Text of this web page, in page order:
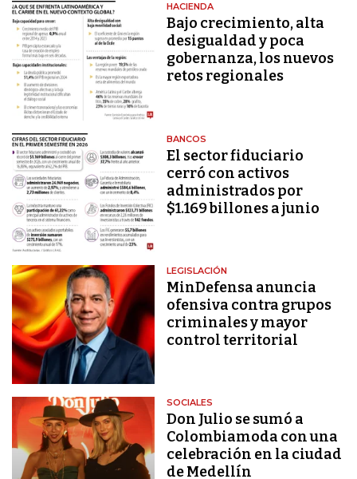
HACIENDA
Bajo crecimiento, alta
desigualdad y poca
gobernanza, los nuevos
retos regionales
BANCOS
El sector fiduciario
cerró con activos
administrados por
$1.169 billones a junio
LEGISLACIÓN
MinDefensa anuncia
ofensiva contra grupos
criminales y mayor
control territorial
SOCIALES
Don Julio se sumó a
Colombiamoda con una
celebración en la ciudad
de Medellín